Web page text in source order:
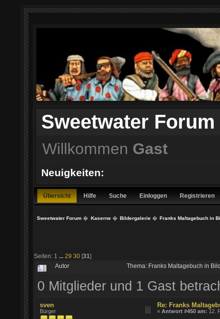
Sweetwater Forum
Willkommen Gast
Neuigkeiten:
Übersicht Hilfe Suche Einloggen Registrieren
Sweetwater Forum � Kaserne� Bildergalerie� Franks Maltagebuch in
Seiten: 1 ... 29 30 [31]
Autor Thema: Franks Maltagebuch in
0 Mitglieder und 1 Gast
sven
Bürger
Re: Franks
«Antwort #450 am: 12.